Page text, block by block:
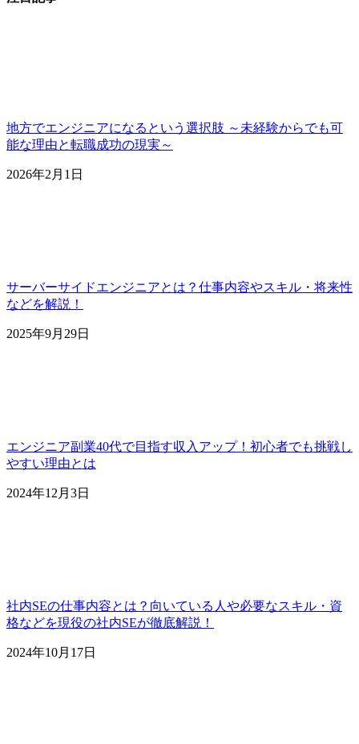
地方でエンジニアになるという選択肢 ～未経験からでも可
能な理由と転職成功の現実～
2026年2月1日
サーバーサイドエンジニアとは？仕事内容やスキル・将来性
などを解説！
2025年9月29日
エンジニア副業40代で目指す収入アップ！初心者でも挑戦し
やすい理由とは
2024年12月3日
社内SEの仕事内容とは？向いている人や必要なスキル・資
格などを現役の社内SEが徹底解説！
2024年10月17日